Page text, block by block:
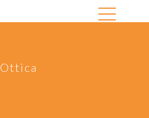
Ottica